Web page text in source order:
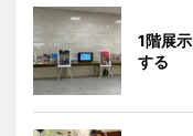
1階展
する